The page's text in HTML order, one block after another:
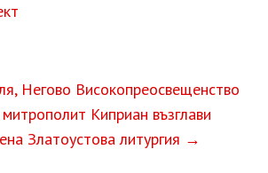
Негово Високопреосвещенство
Киприан възглави
Златоустова литургия →